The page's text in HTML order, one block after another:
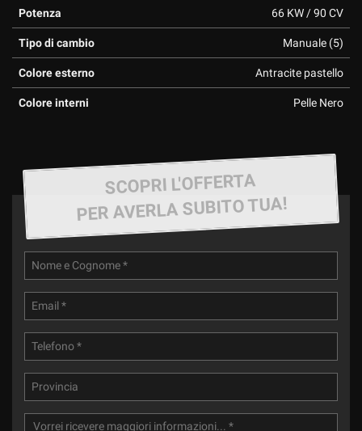
Potenza 66 KW / 90 CV
Tipo di cambio Manuale (5)
Colore esterno Antracite pastello
Colore interni Pelle Nero
SCOPRI L'OFFERTA
PER AVERLA SUBITO TUA!